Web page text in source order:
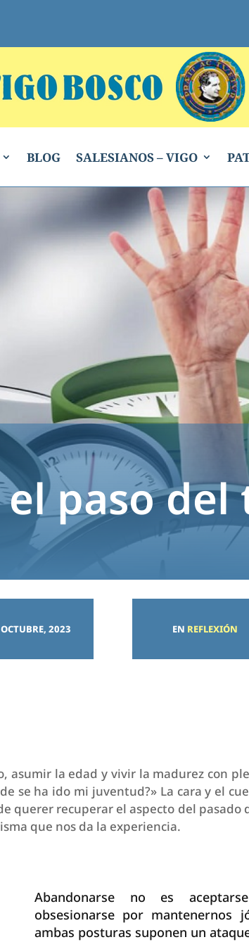
BLOG SALESIANOS – VIGO
paso
2023 EN REFLEXIÓN
asumir la edad y vivir la madurez con
se ha ido mi juventud?» La cara y el
querer recuperar el aspecto del pasado
que nos da la experiencia.
Abandonarse no es
obsesionarse por mantenernos
ambas posturas suponen un